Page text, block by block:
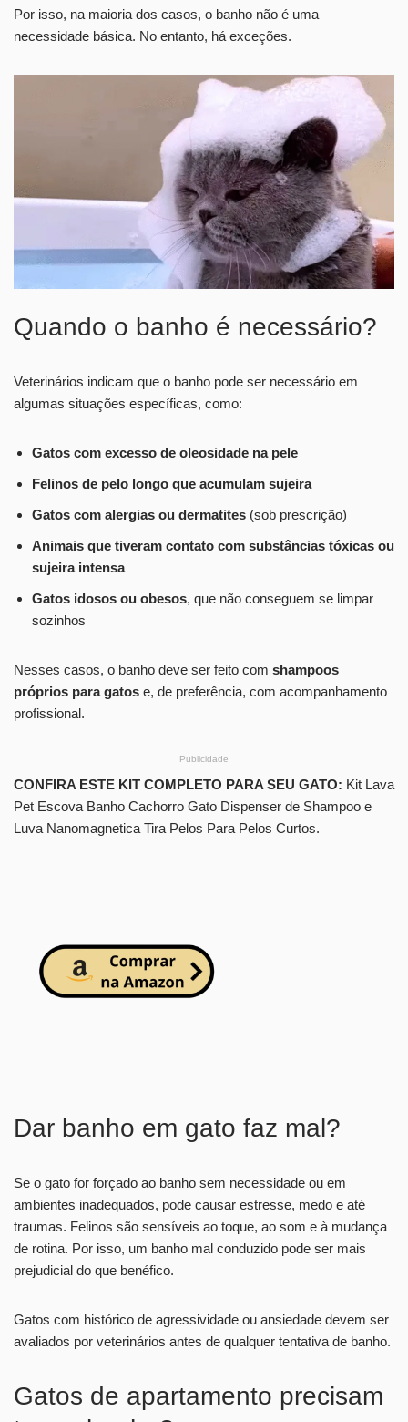
Por isso, na maioria dos casos, o banho não é uma
necessidade básica. No entanto, há exceções.
Quando o banho é necessário?
Veterinários indicam que o banho pode ser necessário em
algumas situações específicas, como:
Gatos com excesso de oleosidade na pele
Felinos de pelo longo que acumulam sujeira
Gatos com alergias ou dermatites (sob prescrição)
Animais que tiveram contato com substâncias tóxicas ou
sujeira intensa
Gatos idosos ou obesos, que não conseguem se limpar
sozinhos
Nesses casos, o banho deve ser feito com shampoos
próprios para gatos e, de preferência, com acompanhamento
profissional.
Publicidade
CONFIRA ESTE KIT COMPLETO PARA SEU GATO: Kit Lava
Pet Escova Banho Cachorro Gato Dispenser de Shampoo e
Luva Nanomagnetica Tira Pelos Para Pelos Curtos.
Dar banho em gato faz mal?
Se o gato for forçado ao banho sem necessidade ou em
ambientes inadequados, pode causar estresse, medo e até
traumas. Felinos são sensíveis ao toque, ao som e à mudança
de rotina. Por isso, um banho mal conduzido pode ser mais
prejudicial do que benéfico.
Gatos com histórico de agressividade ou ansiedade devem ser
avaliados por veterinários antes de qualquer tentativa de banho.
Gatos de apartamento precisam